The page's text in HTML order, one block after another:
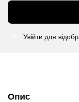
Увійти для
Опис